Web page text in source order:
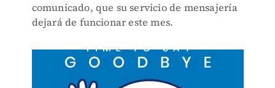
comunicado, que su servicio de mensajería
dejará de funcionar este mes.